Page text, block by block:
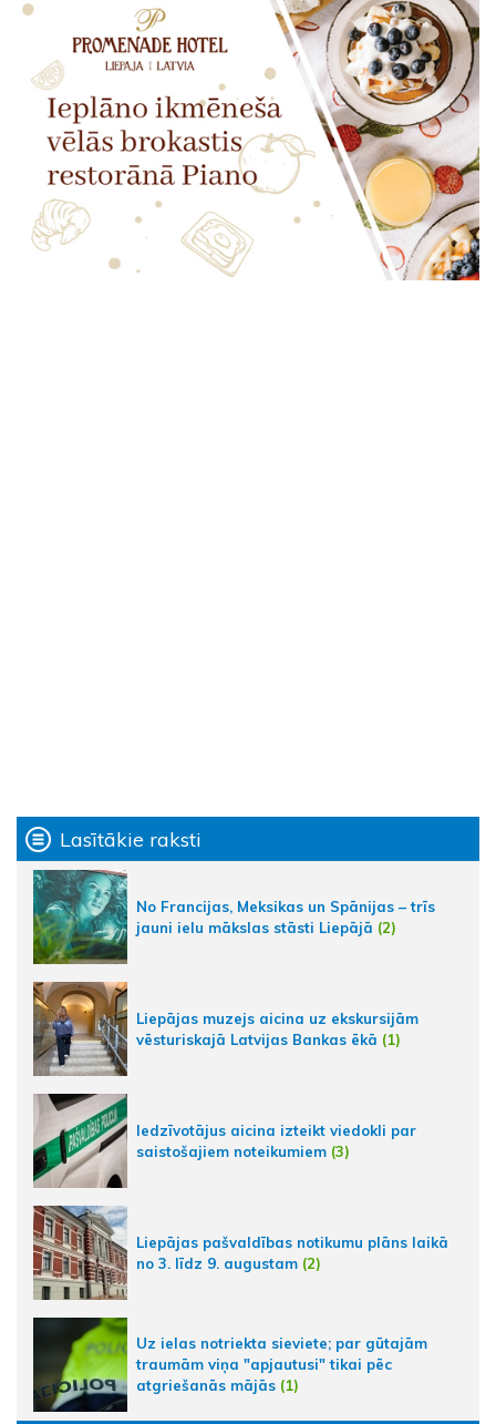
Lasītākie raksti
No Francijas, Meksikas un Spānijas – trīs
jauni ielu mākslas stāsti Liepājā (2)
Liepājas muzejs aicina uz ekskursijām
vēsturiskajā Latvijas Bankas ēkā (1)
Iedzīvotājus aicina izteikt viedokli par
saistošajiem noteikumiem (3)
Liepājas pašvaldības notikumu plāns laikā
no 3. līdz 9. augustam (2)
Uz ielas notriekta sieviete; par gūtajām
traumām viņa "apjautusi" tikai pēc
atgriešanās mājās (1)